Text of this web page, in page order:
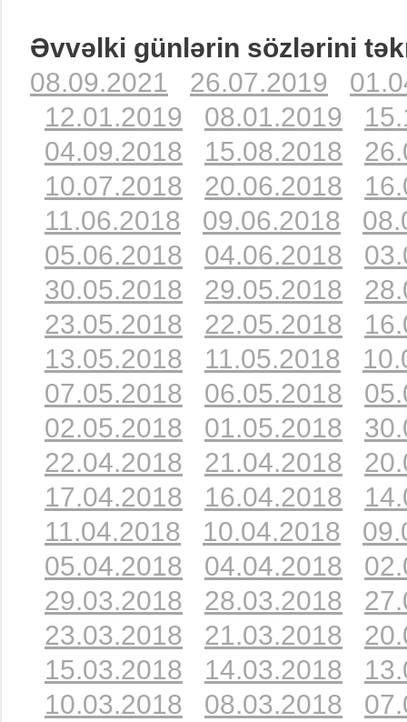
Əvvəlki günlərin sözlərini
08.09.2021
26.07.2019
12.01.2019
08.01.2019
04.09.2018
15.08.2018
10.07.2018
20.06.2018
11.06.2018
09.06.2018
05.06.2018
04.06.2018
30.05.2018
29.05.2018
23.05.2018
22.05.2018
13.05.2018
11.05.2018
07.05.2018
06.05.2018
02.05.2018
01.05.2018
22.04.2018
21.04.2018
17.04.2018
16.04.2018
11.04.2018
10.04.2018
05.04.2018
04.04.2018
29.03.2018
28.03.2018
23.03.2018
21.03.2018
15.03.2018
14.03.2018
10.03.2018
08.03.2018